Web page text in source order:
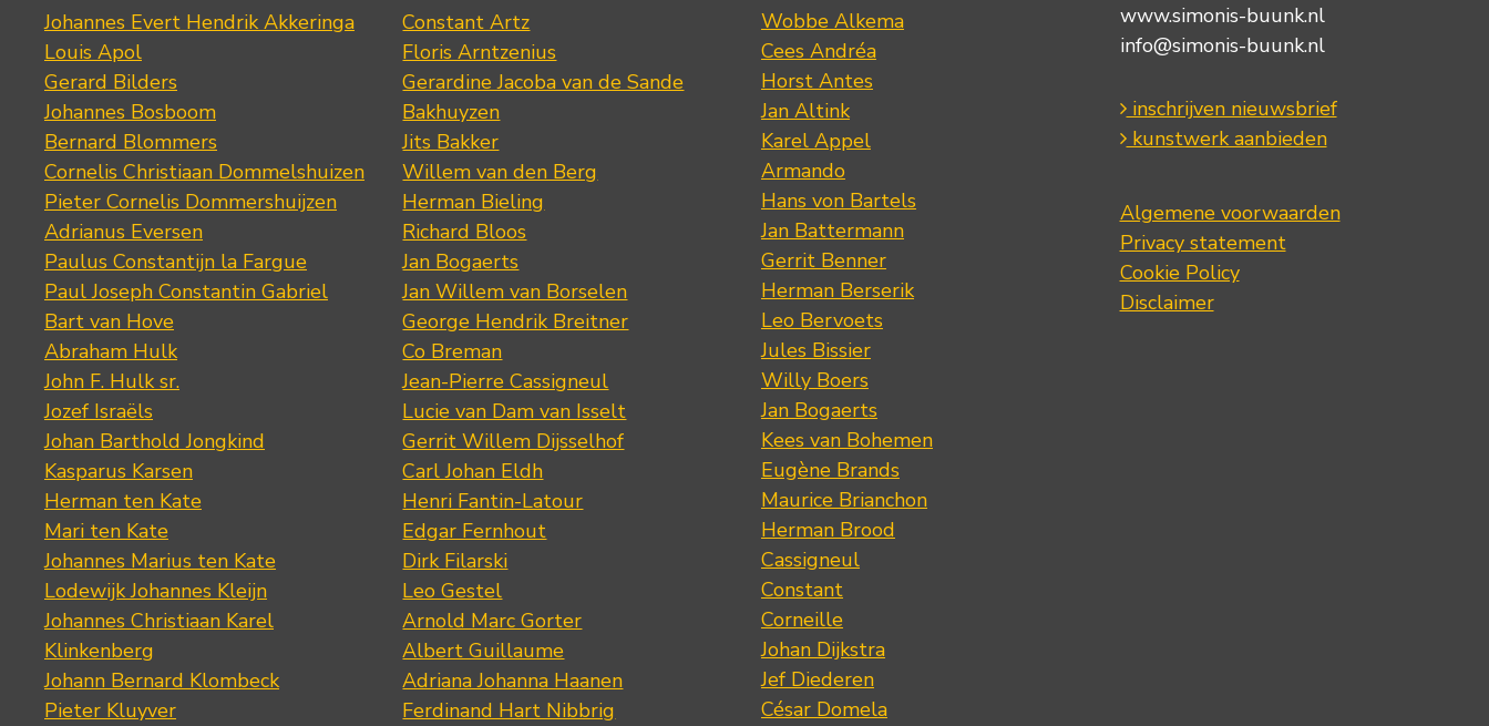
Johannes Evert Hendrik Akkeringa
Louis Apol
Gerard Bilders
Johannes Bosboom
Bernard Blommers
Cornelis Christiaan Dommelshuizen
Pieter Cornelis Dommershuijzen
Adrianus Eversen
Paulus Constantijn la Fargue
Paul Joseph Constantin Gabriel
Bart van Hove
Abraham Hulk
John F. Hulk sr.
Jozef Israëls
Johan Barthold Jongkind
Kasparus Karsen
Herman ten Kate
Mari ten Kate
Johannes Marius ten Kate
Lodewijk Johannes Kleijn
Johannes Christiaan Karel
Klinkenberg
Johann Bernard Klombeck
Pieter Kluyver
Constant Artz
Floris Arntzenius
Gerardine Jacoba van de Sande
Bakhuyzen
Jits Bakker
Willem van den Berg
Herman Bieling
Richard Bloos
Jan Bogaerts
Jan Willem van Borselen
George Hendrik Breitner
Co Breman
Jean-Pierre Cassigneul
Lucie van Dam van Isselt
Gerrit Willem Dijsselhof
Carl Johan Eldh
Henri Fantin-Latour
Edgar Fernhout
Dirk Filarski
Leo Gestel
Arnold Marc Gorter
Albert Guillaume
Adriana Johanna Haanen
Ferdinand Hart Nibbrig
Wobbe Alkema
Cees Andréa
Horst Antes
Jan Altink
Karel Appel
Armando
Hans von Bartels
Jan Battermann
Gerrit Benner
Herman Berserik
Leo Bervoets
Jules Bissier
Willy Boers
Jan Bogaerts
Kees van Bohemen
Eugène Brands
Maurice Brianchon
Herman Brood
Cassigneul
Constant
Corneille
Johan Dijkstra
Jef Diederen
César Domela
www.simonis-buunk.nl
info@simonis-buunk.nl
inschrijven nieuwsbrief
kunstwerk aanbieden
Algemene voorwaarden
Privacy statement
Cookie Policy
Disclaimer